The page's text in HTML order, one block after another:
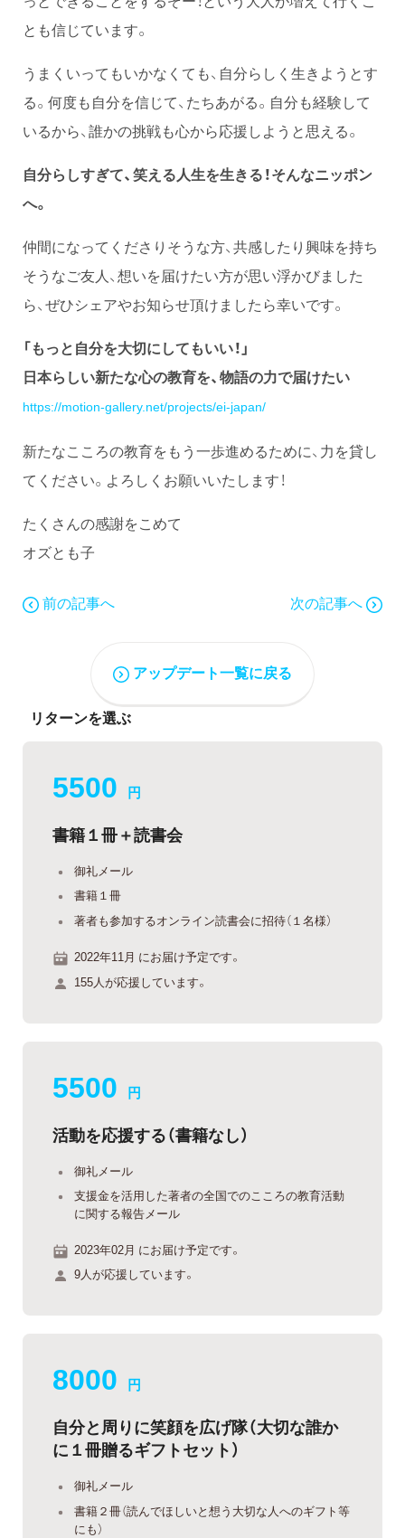
とも信じています。
うまくいってもいかなくても、自分らしく生きようとす
る。何度も自分を信じて、たちあがる。自分も経験して
いるから、誰かの挑戦も心から応援しようと思える。
自分らしすぎて、笑える人生を生きる！そんなニッポン
へ。
仲間になってくださりそうな方、共感したり興味を持ち
そうなご友人、想いを届けたい方が思い浮かびました
ら、ぜひシェアやお知らせ頂けましたら幸いです。
「もっと自分を大切にしてもいい！」
日本らしい新たな心の教育を、物語の力で届けたい
https://motion-gallery.net/projects/ei-japan/
新たなこころの教育をもう一歩進めるために、力を貸し
てください。よろしくお願いいたします！
たくさんの感謝をこめて
オズとも子
前の記事へ 次の記事へ
アップデート一覧に戻る
リターンを選ぶ
5500 円
書籍１冊＋読書会
御礼メール
書籍１冊
著者も参加するオンライン読書会に招待（１名様）
2022年11月 にお届け予定です。
155人が応援しています。
5500 円
活動を応援する（書籍なし）
御礼メール
支援金を活用した著者の全国でのこころの教育活動
に関する報告メール
2023年02月 にお届け予定です。
9人が応援しています。
8000 円
自分と周りに笑顔を広げ隊（大切な誰か
に１冊贈るギフトセット）
御礼メール
書籍２冊（読んでほしいと想う大切な人へのギフト等
にも）